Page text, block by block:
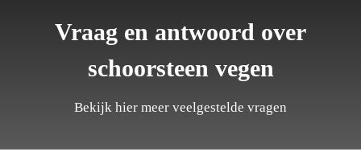
Vraag en antwoord over
schoorsteen vegen
Bekijk hier meer veelgestelde vragen